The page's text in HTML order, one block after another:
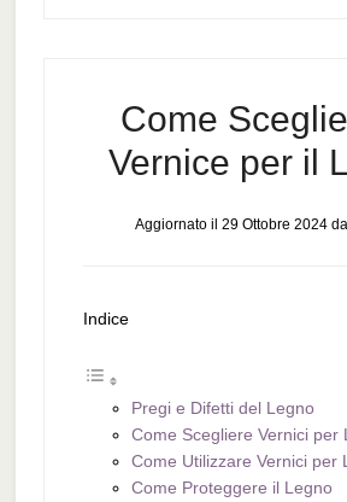
Come
Vernice per il
Aggiornato il 29 Ottobre 2024da
Indice
Pregi e Difetti del Legno
Come Scegliere Vernici per
Come Utilizzare Vernici per
Come Proteggere il Legno